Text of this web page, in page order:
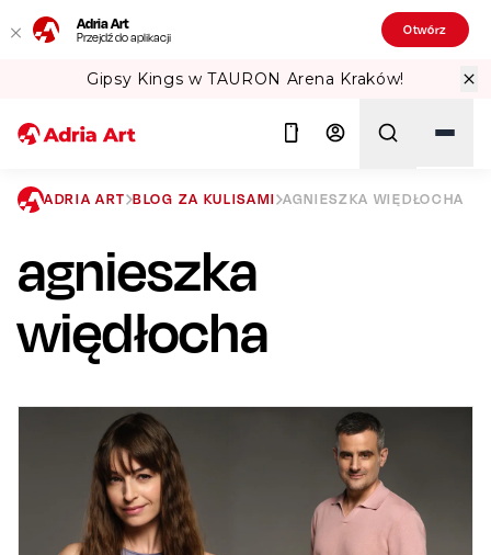
Adria Art
Przejdź do aplikacji Otwórz
Sprawdź Teatralne Lato w PKiN!
ADRIA ART BLOG ZA KULISAMI AGNIESZKA WIĘDŁOCHA
agnieszka
więdłocha